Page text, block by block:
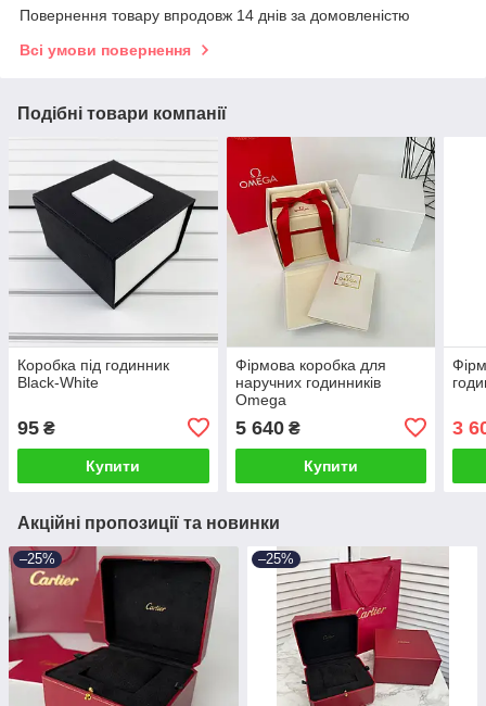
Повернення товару впродовж 14 днів за домовленістю
Всі умови повернення
Подібні товари компанії
Коробка під годинник
Black-White
95 ₴
Купити
Фірмова коробка для
наручних годинників
Omega
5 640₴
Купити
3
Акційні пропозиції та новинки
–25% –25%